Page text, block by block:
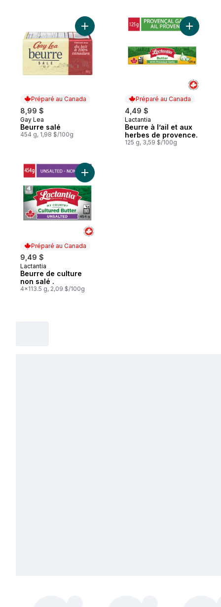
Préparé au Canada
8,99 $
Préparé au Canada
Gay Lea
Beurre salé
454 g, 1,98 $/100g
Ajouter Beurre salé au panier
Préparé au Canada
4,49 $
Préparé au Canada
Lactantia
Beurre à l’ail et aux
herbes de provence.
125 g, 3,59 $/100g
Ajouter
Préparé au Canada
9,49 $
Préparé au Canada
Lactantia
Beurre de culture
non salé .
4x113.5 g, 2,09 $/100g
Ajouter Beurre de culture non salé . au